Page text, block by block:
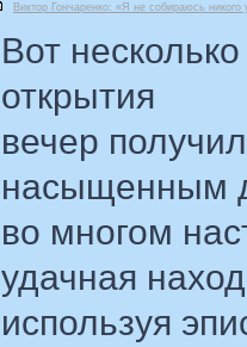
Виктор Гончаренко: «Я не собираюсь никого
Вот
открытия
вечер
насыщенным
во многом
удачная
используя